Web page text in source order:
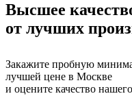
Высшее
от лучших
Закажите пробную
лучшей цене в Москве
и оцените качество